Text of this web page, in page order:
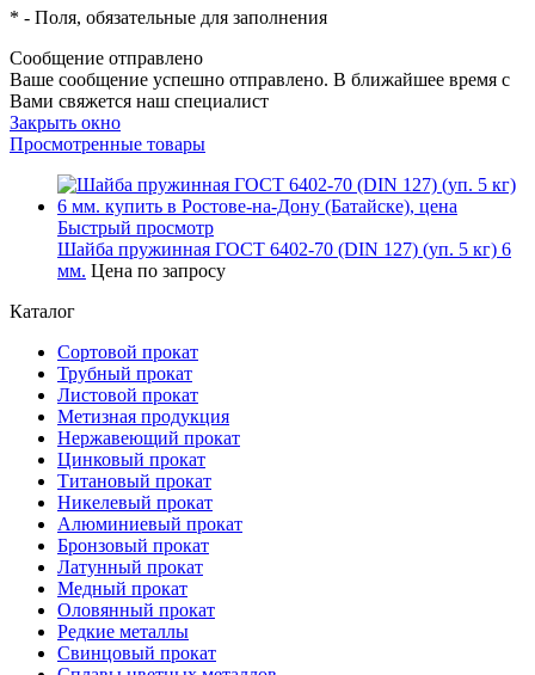
* - Поля, обязательные для заполнения
Сообщение отправлено
Ваше сообщение успешно отправлено. В ближайшее время с
Вами свяжется наш специалист
Закрыть окно
Просмотренные товары
Быстрый просмотр
Шайба пружинная ГОСТ 6402-70 (DIN 127) (уп. 5 кг) 6
мм. Цена по запросу
Каталог
Сортовой прокат
Трубный прокат
Листовой прокат
Метизная продукция
Нержавеющий прокат
Цинковый прокат
Титановый прокат
Никелевый прокат
Алюминиевый прокат
Бронзовый прокат
Латунный прокат
Медный прокат
Оловянный прокат
Редкие металлы
Свинцовый прокат